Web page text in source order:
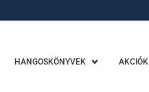
HANGOSKÖNYVEK AKCIÓK